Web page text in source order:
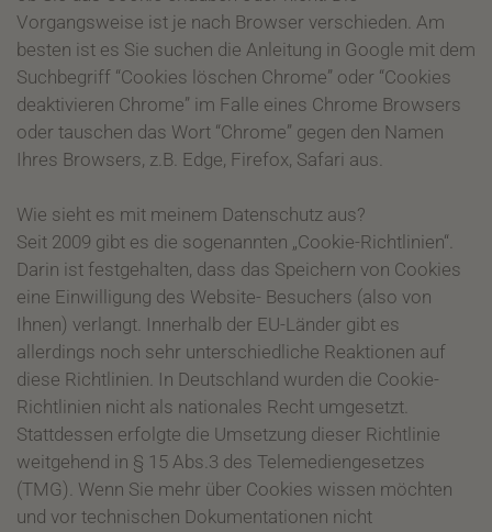
Vorgangsweise ist je nach Browser verschieden. Am
besten ist es Sie suchen die Anleitung in Google mit dem
Suchbegriff “Cookies löschen Chrome” oder “Cookies
deaktivieren Chrome” im Falle eines Chrome Browsers
oder tauschen das Wort “Chrome” gegen den Namen
Ihres Browsers, z.B. Edge, Firefox, Safari aus.
Wie sieht es mit meinem Datenschutz aus?
Seit 2009 gibt es die sogenannten „Cookie-Richtlinien“.
Darin ist festgehalten, dass das Speichern von Cookies
eine Einwilligung des Website- Besuchers (also von
Ihnen) verlangt. Innerhalb der EU-Länder gibt es
allerdings noch sehr unterschiedliche Reaktionen auf
diese Richtlinien. In Deutschland wurden die Cookie-
Richtlinien nicht als nationales Recht umgesetzt.
Stattdessen erfolgte die Umsetzung dieser Richtlinie
weitgehend in § 15 Abs.3 des Telemediengesetzes
(TMG). Wenn Sie mehr über Cookies wissen möchten
und vor technischen Dokumentationen nicht